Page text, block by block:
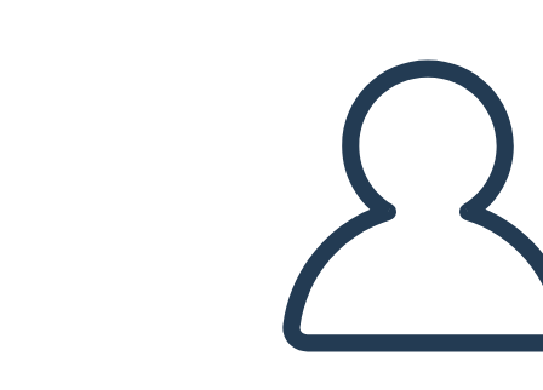
Спиннер
Скопируйте эту раскадровку
СОЗДАТЬ РАСКАДРОВКУ
ВОСПРОИЗВЕСТИ СЛАЙД-ШОУ
ПОЧИТАЙ МНЕ